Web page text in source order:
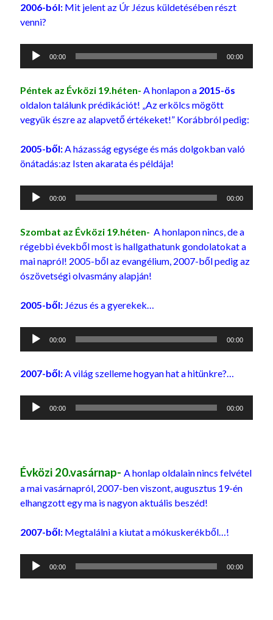
2006-ból: Mit jelent az Úr Jézus küldetésében részt
venni?
Audió
00:00 00:00
Péntek az Évközi 19.héten- A honlapon a 2015-ös
oldalon találunk prédikációt! „Az erkölcs mögött
vegyük észre az alapvető értékeket!” Korábbról pedig:
2005-ből: A házasság egysége és más dolgokban való
önátadás:az Isten akarata és példája!
Audió
00:00 00:00
Szombat az Évközi 19.héten- A honlapon nincs, de a
régebbi évekből most is hallgathatunk gondolatokat a
mai napról! 2005-ből az evangélium, 2007-ből pedig az
ószövetségi olvasmány alapján!
2005-ből: Jézus és a gyerekek…
Audió
00:00 00:00
2007-ből: A világ szelleme hogyan hat a hitünkre?…
Audió
00:00 00:00
Évközi 20.vasárnap-A honlap oldalain nincs felvétel
a mai vasárnapról, 2007-ben viszont, augusztus 19-én
elhangzott egy ma is nagyon aktuális beszéd!
2007-ből: Megtalálni a kiutat a mókuskerékből…!
Audió
00:00 00:00